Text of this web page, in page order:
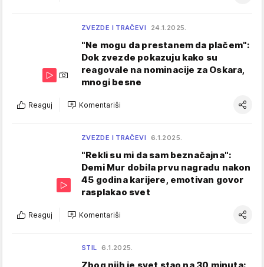
ZVEZDE I TRAČEVI 24.1.2025.
"Ne mogu da prestanem da plačem":
Dok zvezde pokazuju kako su
reagovale na nominacije za Oskara,
mnogi besne
Reaguj Komentariši
ZVEZDE I TRAČEVI 6.1.2025.
"Rekli su mi da sam beznačajna":
Demi Mur dobila prvu nagradu nakon
45 godina karijere, emotivan govor
rasplakao svet
Reaguj Komentariši
STIL 6.1.2025.